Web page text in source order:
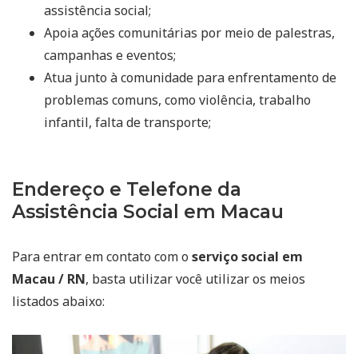
assistência social;
Apoia ações comunitárias por meio de palestras,
campanhas e eventos;
Atua junto à comunidade para enfrentamento de
problemas comuns, como violência, trabalho
infantil, falta de transporte;
Endereço e Telefone da
Assistência Social em Macau
Para entrar em contato com o serviço social em
Macau / RN, basta utilizar você utilizar os meios
listados abaixo: